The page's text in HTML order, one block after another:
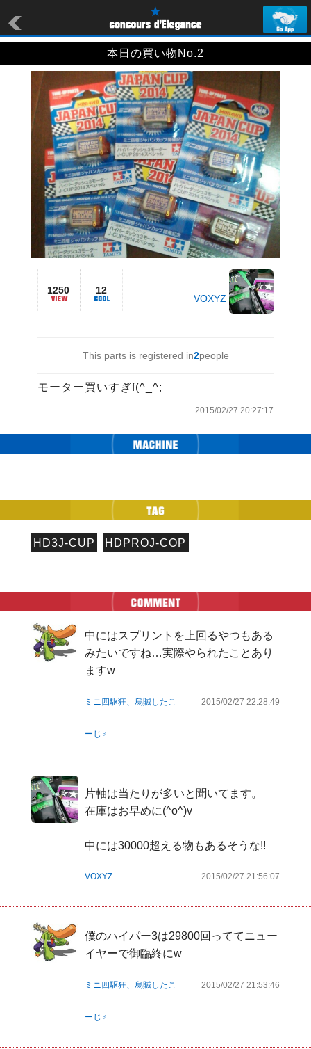
本日の買い物No.2
1250 12
VOXYZ
This parts is registered in2people
2015/02/27 20:27:17
HD3J-CUP HDPROJ-COP
中にはスプリントを上回るやつもある
みたいですね…実際やられたことあり
ますw
ミニ四駆狂、烏賊したこ
ーじ♂
2015/02/27 22:28:49
片軸は当たりが多いと聞いてます。
在庫はお早めに(^o^)v
VOXYZ 2015/02/27 21:56:07
僕のハイパー3は29800回っててニュー
イヤーで御臨終にw
ミニ四駆狂、烏賊したこ
ーじ♂
2015/02/27 21:53:46